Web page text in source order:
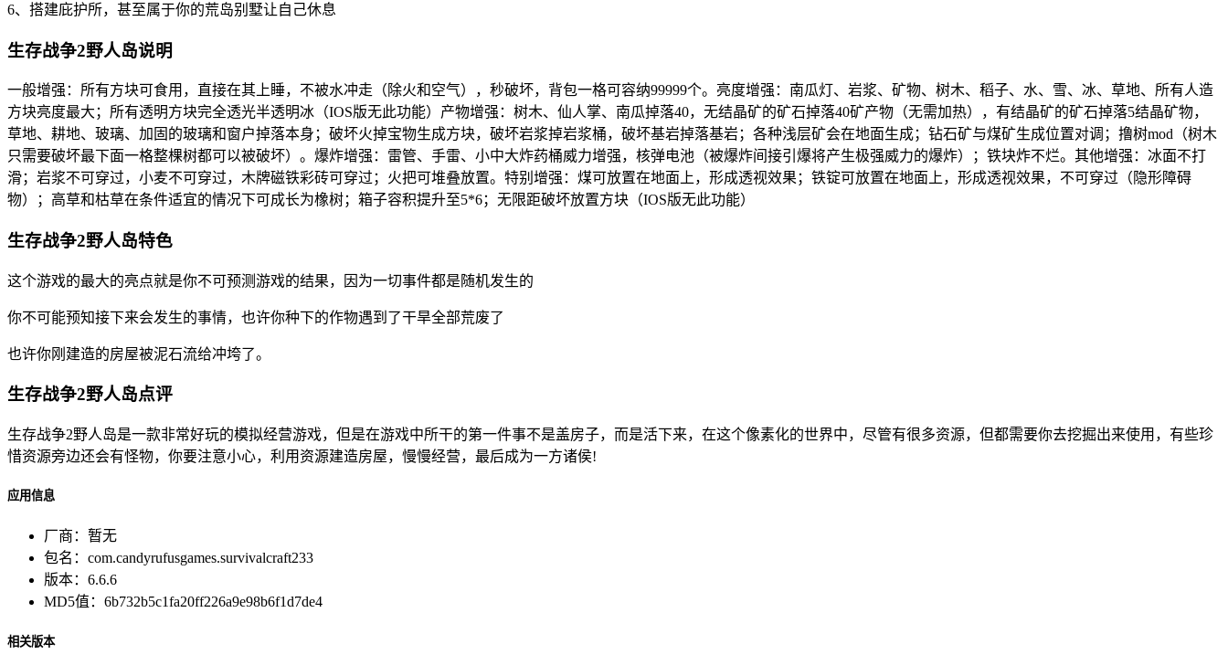
6、搭建庇护所，甚至属于你的荒岛别墅让自己休息
生存战争2野人岛说明
一般增强：所有方块可食用，直接在其上睡，不被水冲走（除火和空气），秒破坏，背包一格可容纳99999个。亮度增强：南瓜灯、岩浆、矿物、树木、稻子、水、雪、冰、草地、所有人造
方块亮度最大；所有透明方块完全透光半透明冰（IOS版无此功能）产物增强：树木、仙人掌、南瓜掉落40，无结晶矿的矿石掉落40矿产物（无需加热），有结晶矿的矿石掉落5结晶矿物，
草地、耕地、玻璃、加固的玻璃和窗户掉落本身；破坏火掉宝物生成方块，破坏岩浆掉岩浆桶，破坏基岩掉落基岩；各种浅层矿会在地面生成；钻石矿与煤矿生成位置对调；撸树mod（树木
只需要破坏最下面一格整棵树都可以被破坏）。爆炸增强：雷管、手雷、小中大炸药桶威力增强，核弹电池（被爆炸间接引爆将产生极强威力的爆炸）；铁块炸不烂。其他增强：冰面不打
滑；岩浆不可穿过，小麦不可穿过，木牌磁铁彩砖可穿过；火把可堆叠放置。特别增强：煤可放置在地面上，形成透视效果；铁锭可放置在地面上，形成透视效果，不可穿过（隐形障碍
物）；高草和枯草在条件适宜的情况下可成长为橡树；箱子容积提升至5*6；无限距破坏放置方块（IOS版无此功能）
生存战争2野人岛特色
这个游戏的最大的亮点就是你不可预测游戏的结果，因为一切事件都是随机发生的
你不可能预知接下来会发生的事情，也许你种下的作物遇到了干旱全部荒废了
也许你刚建造的房屋被泥石流给冲垮了。
生存战争2野人岛点评
生存战争2野人岛是一款非常好玩的模拟经营游戏，但是在游戏中所干的第一件事不是盖房子，而是活下来，在这个像素化的世界中，尽管有很多资源，但都需要你去挖掘出来使用，有些珍
惜资源旁边还会有怪物，你要注意小心，利用资源建造房屋，慢慢经营，最后成为一方诸侯!
应用信息
厂商： 暂无
包名： com.candyrufusgames.survivalcraft233
版本： 6.6.6
MD5值： 6b732b5c1fa20ff226a9e98b6f1d7de4
相关版本